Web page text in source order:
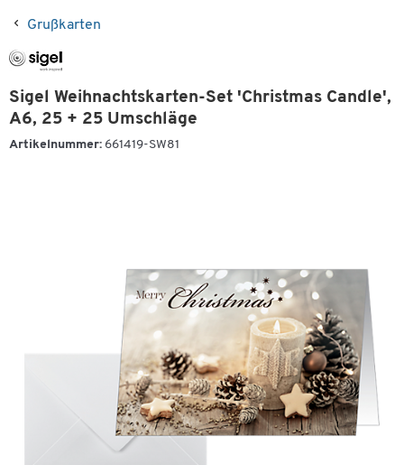
Grußkarten
Sigel Weihnachtskarten-Set 'Christmas Candle',
A6, 25 + 25 Umschläge
Artikelnummer: 661419-SW81